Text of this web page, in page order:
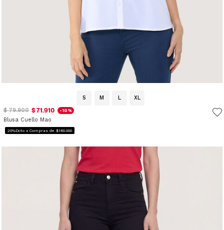
S M L
XL
$ 79.900 $ 71.910 -10%
Blusa Cuello Mao
20%Dcto x Compras de $160.000